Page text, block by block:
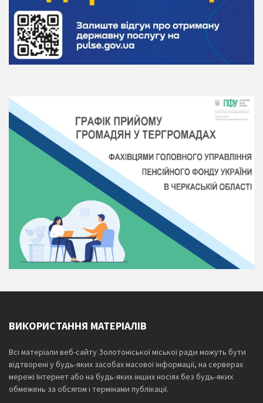
ВИКОРИСТАННЯ МАТЕРІАЛІВ
Всі матеріали веб-сайту Золотоніської міської ради можуть бути
відтворені у будь-яких засобах масової інформації, на серверах
мережі Інтернет або на будь-яких інших носіях без будь-яких
обмежень за обсягом і термінами публікації.